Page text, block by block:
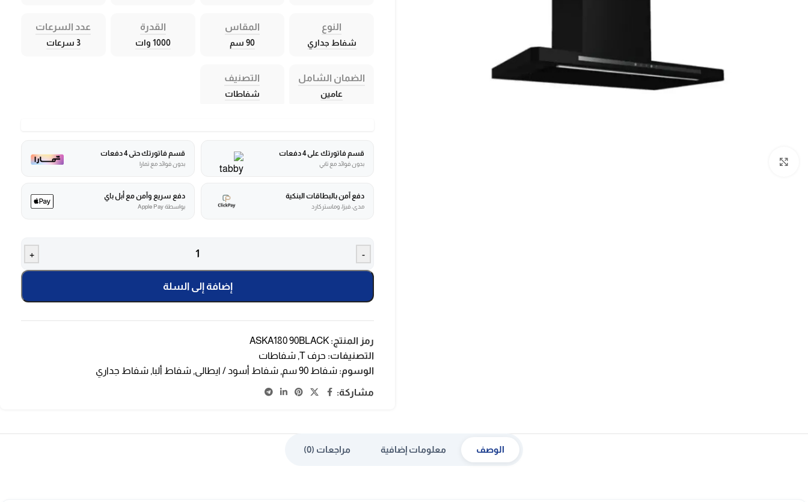
النوع
شفاط جداري
المقاس
90 سم
القدرة
1000 وات
عدد السرعات
3 سرعات
الضمان الشامل
عامين
التصنيف
شفاطات
قسم فاتورتك على 4 دفعات
بدون فوائد مع تابي
قسم فاتورتك حتى 4 دفعات
بدون فوائد مع تمارا
دفع آمن بالبطاقات البنكية
مدى، فيزا، وماستركارد
دفع سريع وآمن مع أبل باي
بواسطة Apple Pay
-
+
إضافة إلى السلة
رمز المنتج: ASKA180 90BLACK
التصنيفات: حرف T , شفاطات
الوسوم: شفاط 90 سم , شفاط أسود / ايطالى, شفاط ألبا, شفاط جداري
مشاركة:
الوصف معلومات إضافية مراجعات (0)